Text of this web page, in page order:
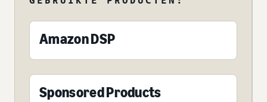
Amazon DSP
Sponsored Products